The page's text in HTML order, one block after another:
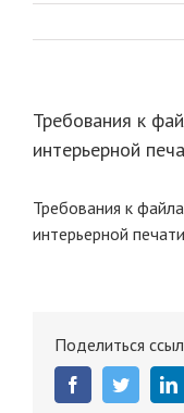
Требования к
интерьерной
Требования к
интерьерной печати
Поделиться
FacebookTwitter